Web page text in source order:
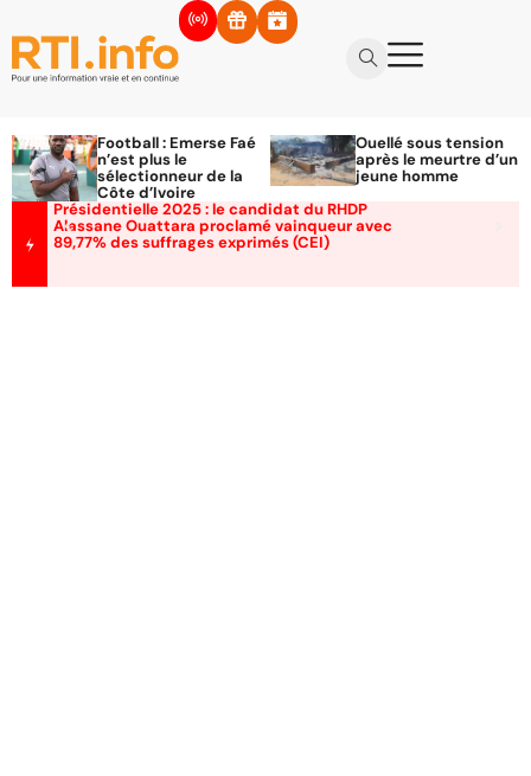
Football : Emerse Faé
n’est plus le
sélectionneur de la
Côte d’Ivoire
Ouellé sous tension
après le meurtre d’un
jeune homme
Présidentielle 2025 : le candidat du RHDP
Alassane Ouattara proclamé vainqueur avec
89,77% des suffrages exprimés (CEI)